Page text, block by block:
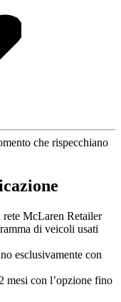
che rispecchiano
McLaren Retailer
di veicoli usati
esclusivamente con
mesi con l’opzione fino